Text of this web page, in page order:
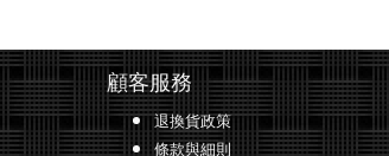
顧客服務
退換貨政策
條款與細則